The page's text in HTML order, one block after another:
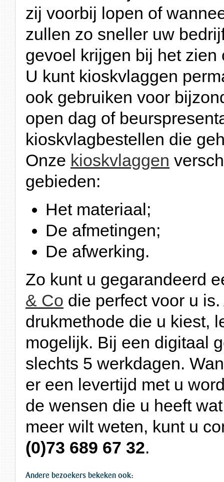
zij voorbij lopen of
zullen zo sneller uw
gevoel krijgen bij het
U kunt kioskvlaggen
ook gebruiken voor
open dag of
kioskvlagbestellen die
Onze kioskvlaggen
gebieden:
Het materiaal;
De afmetingen;
De afwerking.
Zo kunt u gegarandeerd
& Co die perfect voor u
drukmethode die u kiest,
mogelijk. Bij een digitaal
slechts 5 werkdagen.
er een levertijd met u
de wensen die u heeft
meer wilt weten, kunt u
(0)73 689 67 32.
Andere bezoekers bekeken ook: